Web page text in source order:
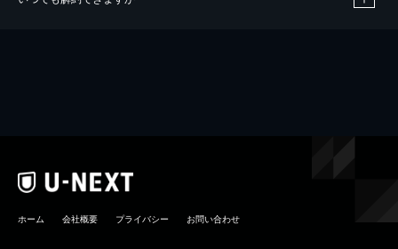
ホーム 会社概要 プライバシー お問い合わせ